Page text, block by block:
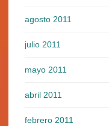
agosto 2011
julio 2011
mayo 2011
abril 2011
febrero 2011